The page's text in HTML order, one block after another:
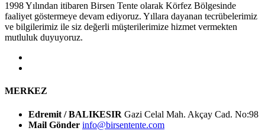
1998 Yılından itibaren Birsen Tente olarak Körfez Bölgesinde
faaliyet göstermeye devam ediyoruz. Yıllara dayanan tecrübelerimiz
ve bilgilerimiz ile siz değerli müşterilerimize hizmet vermekten
mutluluk duyuyoruz.
MERKEZ
Edremit / BALIKESIR Gazi Celal Mah. Akçay Cad. No:98
Mail Gönder info@birsentente.com